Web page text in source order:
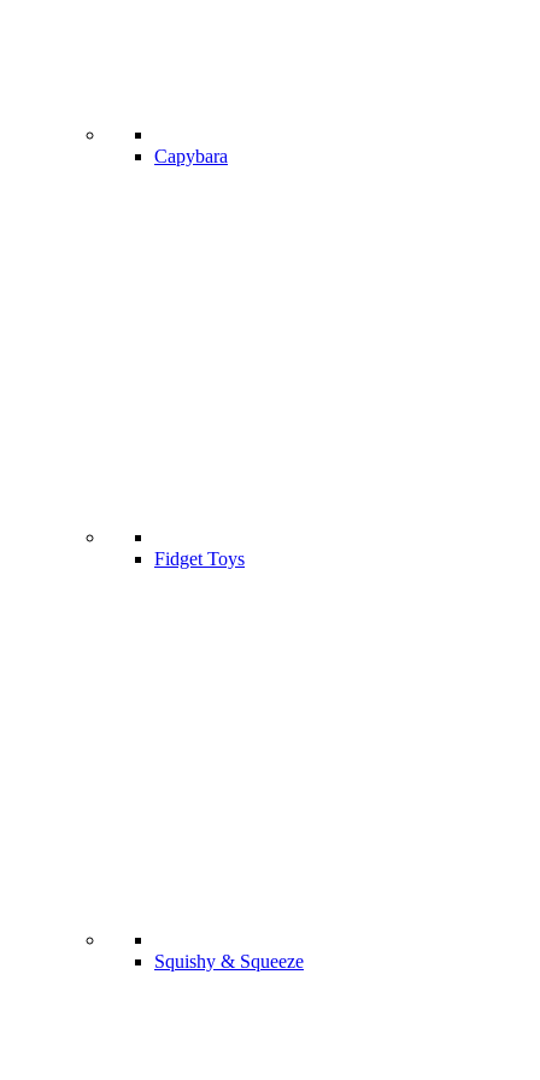
Capybara
Fidget Toys
Squishy & Squeeze